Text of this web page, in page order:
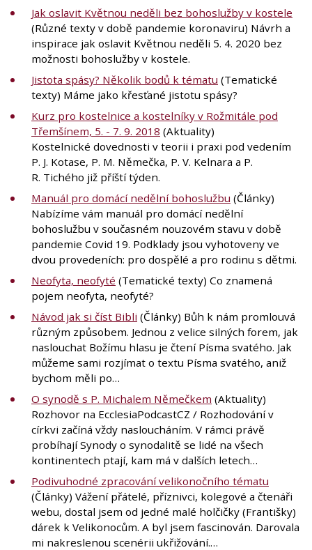
Jak oslavit Květnou neděli bez bohoslužby v kostele
(Různé texty v době pandemie koronaviru) Návrh a
inspirace jak oslavit Květnou neděli 5. 4. 2020 bez
možnosti bohoslužby v kostele.
Jistota spásy? Několik bodů k tématu (Tematické
texty) Máme jako křesťané jistotu spásy?
Kurz pro kostelnice a kostelníky v Rožmitále pod
Třemšínem, 5. - 7. 9. 2018 (Aktuality)
Kostelnické dovednosti v teorii i praxi pod vedením
P. J. Kotase, P. M. Němečka, P. V. Kelnara a P.
R. Tichého již příští týden.
Manuál pro domácí nedělní bohoslužbu (Články)
Nabízíme vám manuál pro domácí nedělní
bohoslužbu v současném nouzovém stavu v době
pandemie Covid 19. Podklady jsou vyhotoveny ve
dvou provedeních: pro dospělé a pro rodinu s dětmi.
Neofyta, neofyté (Tematické texty) Co znamená
pojem neofyta, neofyté?
Návod jak si číst Bibli (Články) Bůh k nám promlouvá
různým způsobem. Jednou z velice silných forem, jak
naslouchat Božímu hlasu je čtení Písma svatého. Jak
můžeme sami rozjímat o textu Písma svatého, aniž
bychom měli po…
O synodě s P. Michalem Němečkem (Aktuality)
Rozhovor na EcclesiaPodcastCZ / Rozhodování v
církvi začíná vždy nasloucháním. V rámci právě
probíhají Synody o synodalitě se lidé na všech
kontinentech ptají, kam má v dalších letech…
Podivuhodné zpracování velikonočního tématu
(Články) Vážení přátelé, příznivci, kolegové a čtenáři
webu, dostal jsem od jedné malé holčičky (Františky)
dárek k Velikonocům. A byl jsem fascinován. Darovala
mi nakreslenou scenérii ukřižování.…